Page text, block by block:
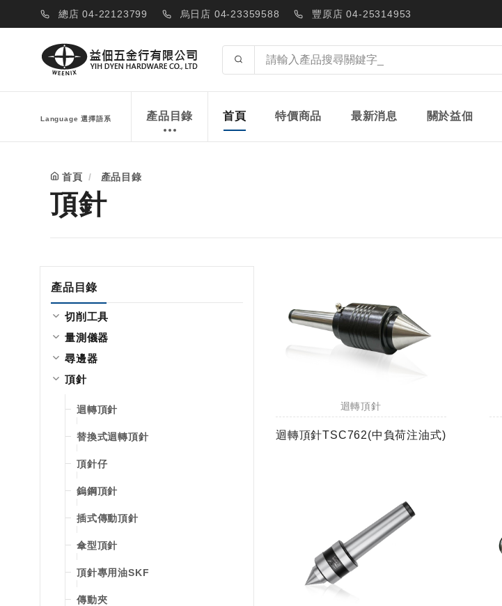
總店 04-22123799 烏日店 04-23359588 豐原店 04-25314953
Language 選擇語系 產品目錄 首頁 特價商品 最新消息 關於益佃
首頁 產品目錄
頂針
產品目錄
切削工具
量測儀器
尋邊器
頂針
迴轉頂針
替換式迴轉頂針
頂針仔
鎢鋼頂針
插式傳動頂針
傘型頂針
頂針專用油SKF
傳動夾
迴轉頂針
迴轉頂針TSC762(中負荷注油式)